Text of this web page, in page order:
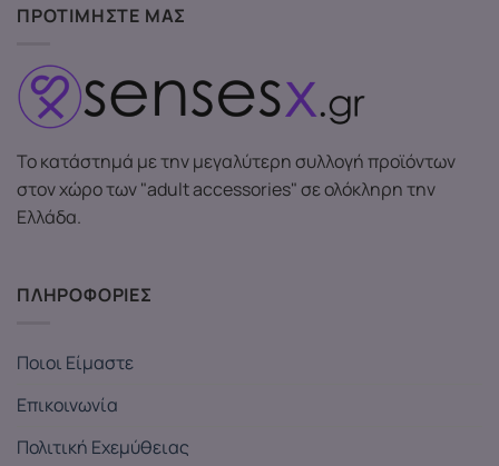
ΠΡΟΤΙΜΗΣΤΕ ΜΑΣ
Το κατάστημά με την μεγαλύτερη συλλογή προϊόντων
στον χώρο των "adult accessories" σε ολόκληρη την
Ελλάδα.
ΠΛΗΡΟΦΟΡΙΕΣ
Ποιοι Είμαστε
Επικοινωνία
Πολιτική Εχεμύθειας